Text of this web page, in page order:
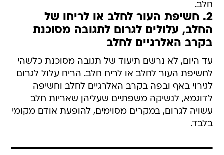
חלב.
2. חשיפת העור לחלב או לריחו של
החלב, עלולים לגרום לתגובה מסוכנת
בקרב האלרגיים לחלב
עד היום, לא נרשם תיעוד של תגובה מסוכנת כלשהי
לחשיפת העור לחלב או לריח חלב. הריח עלול לגרום
לגירוי באף ובפה בקרב האלרגיים לחלב וחשיפה
לדוגמא, לנשיקה משפתיים שעליהן שאריות חלב
עשויה לגרום, במקרים מסוימים, להופעת אודם מקומי
בלבד.